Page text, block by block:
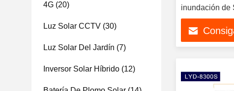
4G (20)
Luz Solar CCTV (30)
Luz Solar Del Jardín (7)
Inversor Solar Híbrido (12)
inundación de